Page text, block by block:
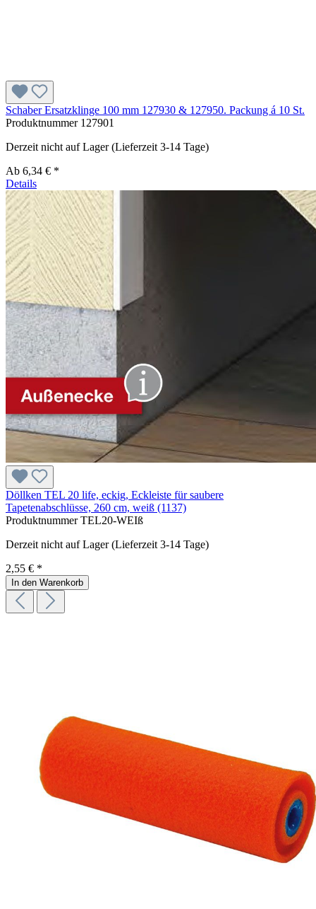
Schaber Ersatzklinge 100 mm 127930 & 127950. Packung á 10 St.
Produktnummer 127901
Derzeit nicht auf Lager (Lieferzeit 3-14 Tage)
Ab 6,34 € *
Details
Döllken TEL 20 life, eckig, Eckleiste für saubere
Tapetenabschlüsse, 260 cm, weiß (1137)
ProduktnummerTEL20-WEIß
Derzeit nicht auf Lager (Lieferzeit 3-14 Tage)
2,55 € *
In den Warenkorb